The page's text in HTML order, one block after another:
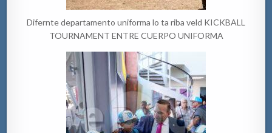
Difernte departamento uniforma lo ta riba veld KICKBALL
TOURNAMENT ENTRE CUERPO UNIFORMA